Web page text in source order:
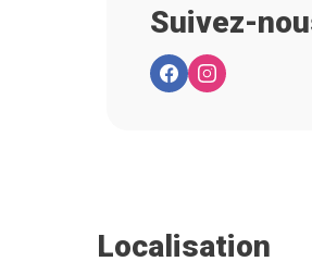
Suivez-
Localisation